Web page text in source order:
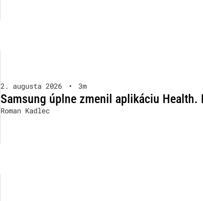
2. augusta 2026 • 3m
Samsung úplne zmenil aplikáciu
Roman Kadlec